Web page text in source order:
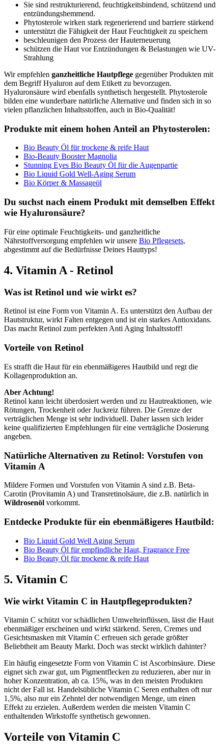
Sie sind restrukturierend, feuchtigkeitsbindend, schützend und
entzündungshemmend.
Phytosterole wirken stark regenerierend und barriere stärkend
unterstützt die Fähigkeit der Haut Feuchtigkeit zu speichern
beschleunigen den Prozess der Hauterneuerung
schützen die Haut vor Entzündungen & Belastungen wie UV-
Strahlung
Wir empfehlen ganzheitliche Hautpflege gegenüber Produkten mit
dem Begriff Hyaluron auf dem Etikett zu bevorzugen.
Hyaluronsäure wird ebenfalls synthetisch hergestellt. Phytosterole
bilden eine wunderbare natürliche Alternative und finden sich in so
vielen pflanzlichen Inhaltsstoffen, auch in Bio-Qualität!
Produkte mit einem hohen Anteil an Phytosterolen:
Bio Beauty Öl für trockene & reife Haut
Bio-Beauty Booster Magnolia
Stunning Eyes Bio Beauty Öl für die Augenpartie
Bio Liquid Gold Well-​Aging Serum
Bio Körper & Massageöl
Du suchst nach einem Produkt mit demselben Effekt
wie Hyaluronsäure?
Für eine optimale Feuchtigkeits- und ganzheitliche
Nährstoffversorgung empfehlen wir unsere Bio Pflegesets,
abgestimmt auf die Bedürfnisse Deines Hauttyps!
4. Vitamin A - Retinol
Was ist Retinol und wie wirkt es?
Retinol ist eine Form von Vitamin A. Es unterstützt den Aufbau der
Hautstruktur, wirkt Falten entgegen und ist ein starkes Antioxidans.
Das macht Retinol zum perfekten Anti Aging Inhaltsstoff!
Vorteile von Retinol
Es strafft die Haut für ein ebenmäßigeres Hautbild und regt die
Kollagenproduktion an.
Aber Achtung!
Retinol kann leicht überdosiert werden und zu Hautreaktionen, wie
Rötungen, Trockenheit oder Juckreiz führen. Die Grenze der
verträglichen Menge ist sehr individuell. Daher lassen sich leider
keine qualifizierten Empfehlungen für eine verträgliche Dosierung
angeben.
Natürliche Alternativen zu Retinol: Vorstufen von
Vitamin A
Mildere Formen und Vorstufen von Vitamin A sind z.B. Beta-
Carotin (Provitamin A) und Transretinolsäure, die z.B. natürlich in
Wildrosenöl vorkommt.
Entdecke Produkte für ein ebenmäßigeres Hautbild:
Bio Liquid Gold Well Aging Serum
Bio Beauty Öl für empfindliche Haut, Fragrance Free
Bio Beauty Öl für trockene & reife Haut
5. Vitamin C
Wie wirkt Vitamin C in Hautpflegeprodukten?
Vitamin C schützt vor schädlichen Umwelteinflüssen, lässt die Haut
ebenmäßiger erscheinen und wirkt stärkend. Seren, Cremes und
Gesichtsmasken mit Vitamin C erfreuen sich gerade größter
Beliebtheit am Beauty Markt. Doch was steckt wirklich dahinter?
Ein häufig eingesetzte Form von Vitamin C ist Ascorbinsäure. Diese
eignet sich zwar gut, um Pigmentflecken zu reduzieren, aber nur in
hoher Konzentration, ab ca. 15%, was in den meisten Produkten
nicht der Fall ist. Handelsübliche Vitamin C Seren enthalten oft nur
1,5%, also nur ein Zehntel der notwendigen Menge, um einen
Effekt zu erzielen. Außerdem werden die meisten Vitamin C
enthaltenden Wirkstoffe synthetisch gewonnen.
Vorteile von Vitamin C